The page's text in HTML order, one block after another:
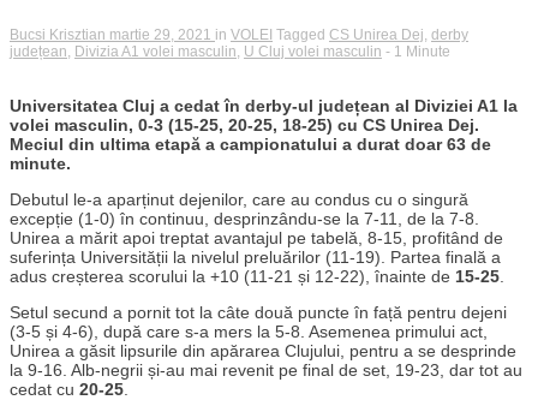
Bucsi Krisztian martie 29, 2021 in VOLEI Tagged CS Unirea Dej derby
județean Divizia A1 volei masculin U Cluj volei masculin - 1 Minute
Universitatea Cluj a cedat în derby-ul județean al Diviziei A1 la
volei masculin, 0-3 (15-25, 20-25, 18-25) cu CS Unirea Dej.
Meciul din ultima etapă a campionatului a durat doar 63 de
minute.
Debutul le-a aparținut dejenilor, care au condus cu o singură
excepție (1-0) în continuu, desprinzându-se la 7-11, de la 7-8.
Unirea a mărit apoi treptat avantajul pe tabelă, 8-15, profitând de
suferința Universității la nivelul preluărilor (11-19). Partea finală a
adus creșterea scorului la +10 (11-21 și 12-22), înainte de 15-25
Setul secund a pornit tot la câte două puncte în față pentru dejeni
(3-5 și 4-6), după care s-a mers la 5-8. Asemenea primului act,
Unirea a găsit lipsurile din apărarea Clujului, pentru a se desprinde
la 9-16. Alb-negrii și-au mai revenit pe final de set, 19-23, dar tot au
cedat cu 20-25